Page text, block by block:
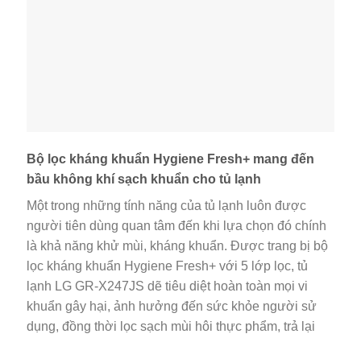
Bộ lọc kháng khuẩn Hygiene Fresh+ mang đến
bầu không khí sạch khuẩn cho tủ lạnh
Một trong những tính năng của tủ lạnh luôn được
người tiên dùng quan tâm đến khi lựa chọn đó chính
là khả năng khử mùi, kháng khuẩn. Được trang bị bộ
lọc kháng khuẩn Hygiene Fresh+ với 5 lớp lọc, tủ
lạnh LG GR-X247JS dẽ tiêu diệt hoàn toàn mọi vi
khuẩn gây hại, ảnh hưởng đến sức khỏe người sử
dụng, đồng thời lọc sạch mùi hôi thực phẩm, trả lại